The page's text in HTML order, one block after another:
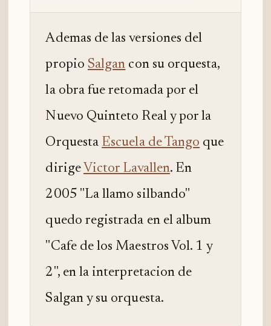
Ademas de las versiones del
propio Salgan con su orquesta,
la obra fue retomada por el
Nuevo Quinteto Real y por la
Orquesta Escuela de Tango que
dirige Victor Lavallen. En
2005 "La llamo silbando"
quedo registrada en el album
"Cafe de los Maestros Vol. 1 y
2", en la interpretacion de
Salgan y su orquesta.